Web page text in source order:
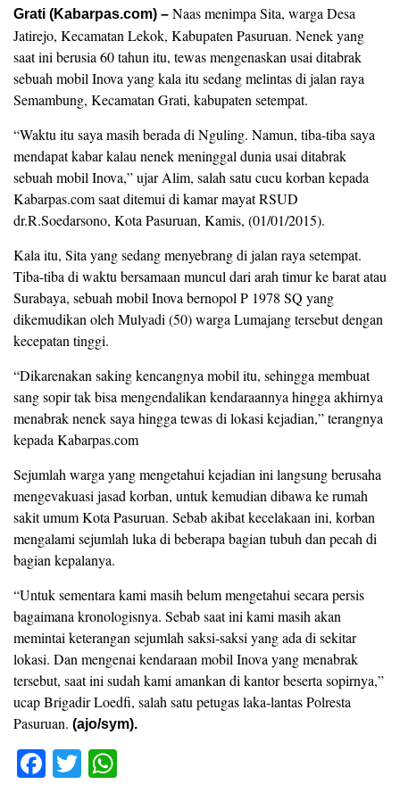
Grati (Kabarpas.com) – Naas menimpa Sita, warga Desa
Jatirejo, Kecamatan Lekok, Kabupaten Pasuruan. Nenek yang
saat ini berusia 60 tahun itu, tewas mengenaskan usai ditabrak
sebuah mobil Inova yang kala itu sedang melintas di jalan raya
Semambung, Kecamatan Grati, kabupaten setempat.
“Waktu itu saya masih berada di Nguling. Namun, tiba-tiba saya
mendapat kabar kalau nenek meninggal dunia usai ditabrak
sebuah mobil Inova,” ujar Alim, salah satu cucu korban kepada
Kabarpas.com saat ditemui di kamar mayat RSUD
dr.R.Soedarsono, Kota Pasuruan, Kamis, (01/01/2015).
Kala itu, Sita yang sedang menyebrang di jalan raya setempat.
Tiba-tiba di waktu bersamaan muncul dari arah timur ke barat atau
Surabaya, sebuah mobil Inova bernopol P 1978 SQ yang
dikemudikan oleh Mulyadi (50) warga Lumajang tersebut dengan
kecepatan tinggi.
“Dikarenakan saking kencangnya mobil itu, sehingga membuat
sang sopir tak bisa mengendalikan kendaraannya hingga akhirnya
menabrak nenek saya hingga tewas di lokasi kejadian,” terangnya
kepada Kabarpas.com
Sejumlah warga yang mengetahui kejadian ini langsung berusaha
mengevakuasi jasad korban, untuk kemudian dibawa ke rumah
sakit umum Kota Pasuruan. Sebab akibat kecelakaan ini, korban
mengalami sejumlah luka di beberapa bagian tubuh dan pecah di
bagian kepalanya.
“Untuk sementara kami masih belum mengetahui secara persis
bagaimana kronologisnya. Sebab saat ini kami masih akan
memintai keterangan sejumlah saksi-saksi yang ada di sekitar
lokasi. Dan mengenai kendaraan mobil Inova yang menabrak
tersebut, saat ini sudah kami amankan di kantor beserta sopirnya,”
ucap Brigadir Loedfi, salah satu petugas laka-lantas Polresta
Pasuruan. (ajo/sym).
F
T